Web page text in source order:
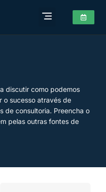
discutir como podemos
o sucesso através de
de consultoria. Preencha o
pelas outras fontes de